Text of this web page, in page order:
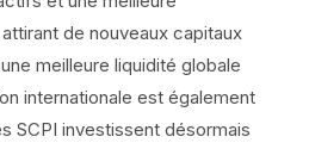
de nouveaux capitaux
meilleure liquidité globale
internationale est également
SCPI investissent désormais